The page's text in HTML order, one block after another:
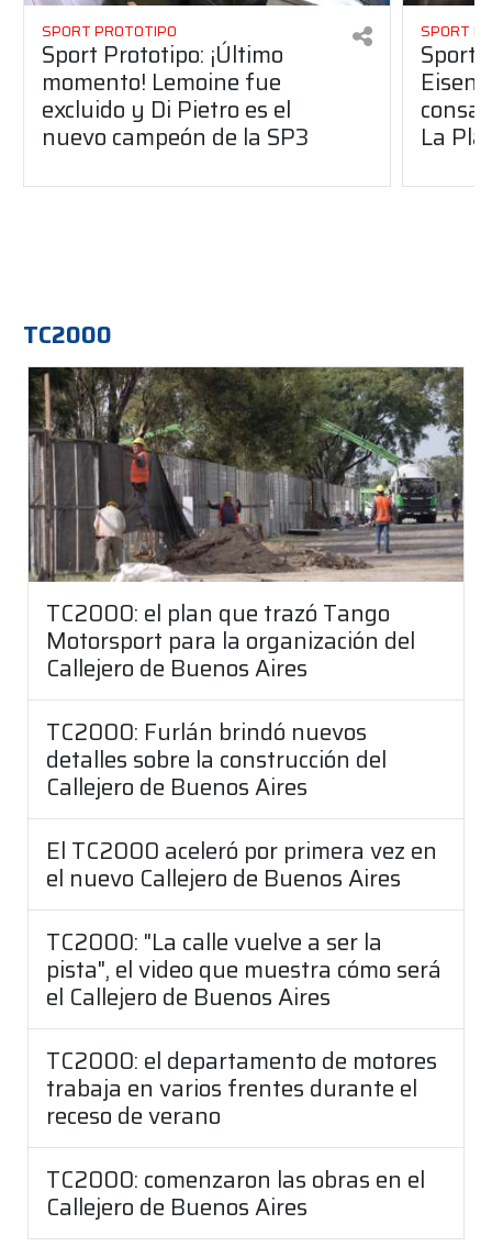
SPORT PROTOTIPO
Sport Prototipo: ¡Último
momento! Lemoine fue
excluido y Di Pietro es el
nuevo campeón de la SP3
SPORT
Sport
La
TC2000
TC2000: el plan que trazó Tango
Motorsport para la organización del
Callejero de Buenos Aires
TC2000: Furlán brindó nuevos
detalles sobre la construcción del
Callejero de Buenos Aires
El TC2000 aceleró por primera vez en
el nuevo Callejero de Buenos Aires
TC2000: "La calle vuelve a ser la
pista", el video que muestra cómo será
el Callejero de Buenos Aires
TC2000: el departamento de motores
trabaja en varios frentes durante el
receso de verano
TC2000: comenzaron las obras en el
Callejero de Buenos Aires